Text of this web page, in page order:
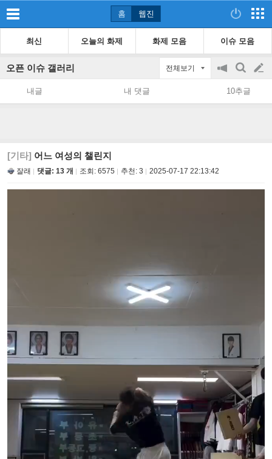
홈 웹진
최신 오늘의 화제 화제 모음 이슈 모음
오픈 이슈 갤러리 전체보기
공
지
on/off
검
색
글
쓰
내글 내 댓글 10추글
[기타] 어느 여성의 챌린지
잘래 댓글: 13 개 조회: 6575 추천: 3 2025-07-17 22:13:42